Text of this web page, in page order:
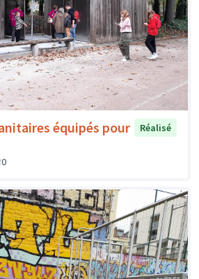
équipés pour
Réalisé
0